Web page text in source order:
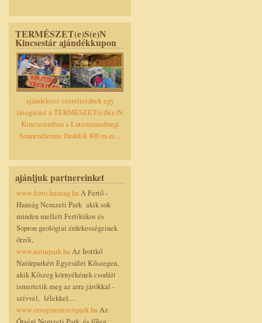
TERMÉSZET(e)S(e)N
Kincsestár ajándékkupon
ajándékozz szeretteidnek egy
látogatást a TERMÉSZET(e)S(e)N
Kincsestárban a Lutzmannsburgi
Sonnentherme fürdőtől 800 m-re...
ajánljuk partnereinket
www.ferto-hansag.huA Fertő -
Hanság Nemzeti Park akik sok
minden mellett Fertőrákos és
Sopron geológiai érdekességeinek
őrzői,
www.naturpark.huAz Írottkő
Natúrparkért Egyesület Kőszegen,
akik Kőszeg környékének csodáit
ismertetik meg az arra járókkal -
szívvel, lélekkel....
www.orseginemzetipark.huAz